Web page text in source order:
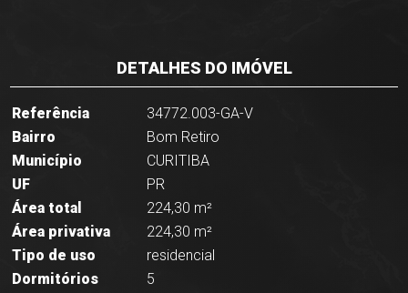
DETALHES DO IMÓVEL
Referência
34772.003-GA-V
Bairro
Bom Retiro
Município
CURITIBA
UF
PR
Área total
224,30 m²
Área privativa
224,30 m²
Tipo de uso
residencial
Dormitórios
5